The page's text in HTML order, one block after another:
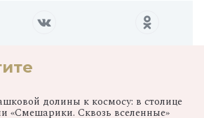
долины к космосу: в столице
«Смешарики. Сквозь вселенные»